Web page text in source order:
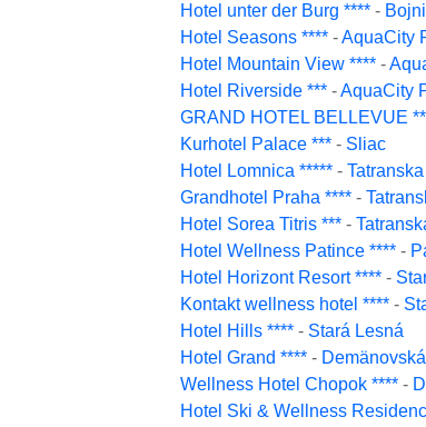
Hotel unter der Burg **** -
Hotel Seasons **** -AquaCity
Hotel Mountain View **** -
Hotel Riverside *** -AquaCity
GRAND HOTEL BELLEVUE
Kurhotel Palace *** - Sliac
Hotel Lomnica ***** -
Grandhotel Praha **** -
Hotel Sorea Titris *** -
Hotel Wellness Patince **** -
Hotel Horizont Resort **** -
Kontakt wellness hotel **** -
Hotel Hills **** - Stará Lesná
Hotel Grand **** -
Wellness Hotel Chopok **** -
Hotel Ski & Wellness